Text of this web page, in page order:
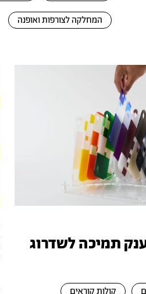
המחלקה לצורפות ואופנה
תמיכה לשדרוג
קולות קוראים